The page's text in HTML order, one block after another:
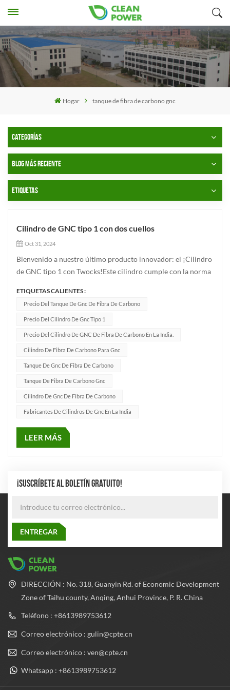
Hogar tanque de fibra de carbono gnc
CATEGORÍAS
BLOG MÁS RECIENTE
ETIQUETAS
Cilindro de GNC tipo 1 con dos cuellos
Oct 31, 2024
Bienvenido a nuestro último producto innovador: el ¡Cilindro
de GNC tipo 1 con Twocks!Este cilindro cumple con la norma
eficiencia Almacenamiento de gas natural comprimido (GNC).
Tiene una presión de trabajo de 250 bar.Las principales
especifi...
ETIQUETAS CALIENTES :
Precio Del Tanque De Gnc De Fibra De Carbono
Precio Del Cilindro De Gnc Tipo 1
Precio Del Cilindro De GNC De Fibra De Carbono En La India.
Cilindro De Fibra De Carbono Para Gnc
Tanque De Gnc De Fibra De Carbono
Tanque De Fibra De Carbono Gnc
Cilindro De Gnc De Fibra De Carbono
Fabricantes De Cilindros De Gnc En La India
LEER MÁS
¡SUSCRÍBETE AL BOLETÍN GRATUITO!
DIRECCIÓN : No. 318, Guanyin Rd. of Economic Development
Zone of Taihu county, Anqing, Anhui Province, P. R. China
Teléfono : +8613989753612
Correo electrónico : gulin@cpte.cn
Correo electrónico : ven@cpte.cn
Whatsapp : +8613989753612